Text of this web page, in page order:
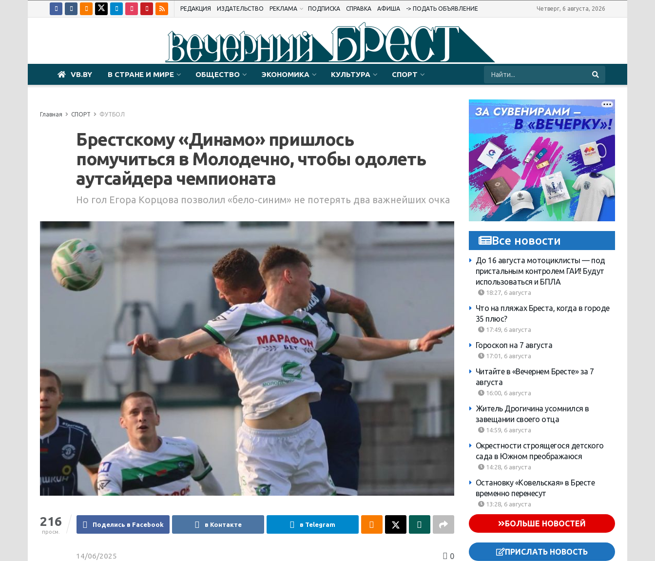
РЕДАКЦИЯ ИЗДАТЕЛЬСТВО РЕКЛАМА ПОДПИСКА СПРАВКА АФИША -> ПОДАТЬ ОБЪЯВЛЕНИЕ Четверг, 6 августа, 2026
VB.BY В СТРАНЕ И МИРЕ ОБЩЕСТВО ЭКОНОМИКА КУЛЬТУРА СПОРТ
Главная СПОРТ ФУТБОЛ
Брестскому «Динамо» пришлось
помучиться в Молодечно, чтобы одолеть
аутсайдера чемпионата
Но гол Егора Корцова позволил «бело-синим» не потерять два важнейших очка
216
просм.
Поделись в Facebook в Контакте в Telegram
14/06/2025 0
Все новости
До 16 августа мотоциклисты — под
пристальным контролем ГАИ! Будут
использоваться и БПЛА
18:27, 6 августа
Что на пляжах Бреста, когда в городе
35 плюс?
17:49, 6 августа
Гороскоп на 7 августа
17:01, 6 августа
Читайте в «Вечернем Бресте» за 7
августа
16:00, 6 августа
Житель Дрогичина усомнился в
завещании своего отца
14:59, 6 августа
Окрестности строящегося детского
сада в Южном преображаюся
14:28, 6 августа
Остановку «Ковельская» в Бресте
временно перенесут
13:28, 6 августа
БОЛЬШЕ НОВОСТЕЙ
ПРИСЛАТЬ НОВОСТЬ